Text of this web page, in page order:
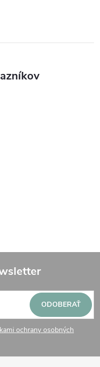
ochrany osobných
ODOBERAŤ